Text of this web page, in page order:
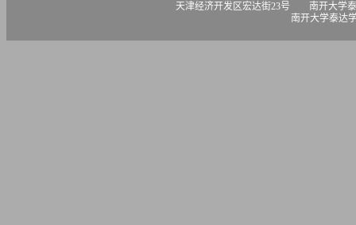
天津经济开发区宏达街23号 南开大学泰达学
南开大学泰达学院版